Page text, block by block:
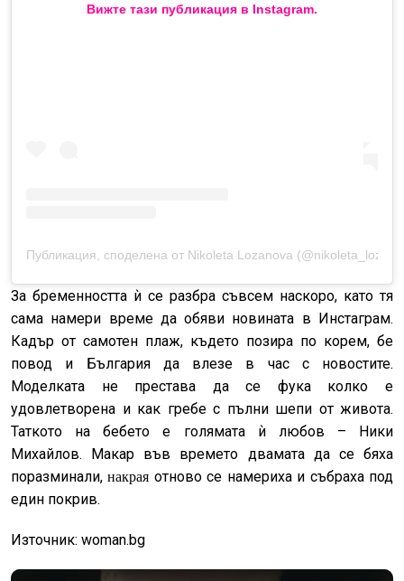
Вижте тази публикация в Instagram.
Публикация, споделена от Nikoleta Lozanova
За бременността ѝ се разбра съвсем наскоро, като тя
сама намери време да обяви новината в Инстаграм.
Кадър от самотен плаж, където позира по корем, бе
повод и България да влезе в час с новостите.
Моделката не престава да се фука колко е
удовлетворена и как гребе с пълни шепи от живота.
Таткото на бебето е голямата ѝ любов – Ники
Михайлов. Макар във времето двамата да се бяха
поразминали,накрая отново се намериха и събраха под
един покрив.
Източник: woman.bg